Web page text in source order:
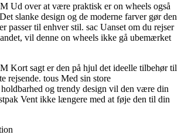
Ud over at være praktisk er on wheels også
slanke design og de moderne farver gør den
passer til enhver stil. sac Uanset om du rejser
vil denne on wheels ikke gå ubemærket
Kort sagt er den på hjul det ideelle tilbehør til
rejsende. tous Med sin store
og trendy design vil den være din
Vent ikke længere med at føje den til din